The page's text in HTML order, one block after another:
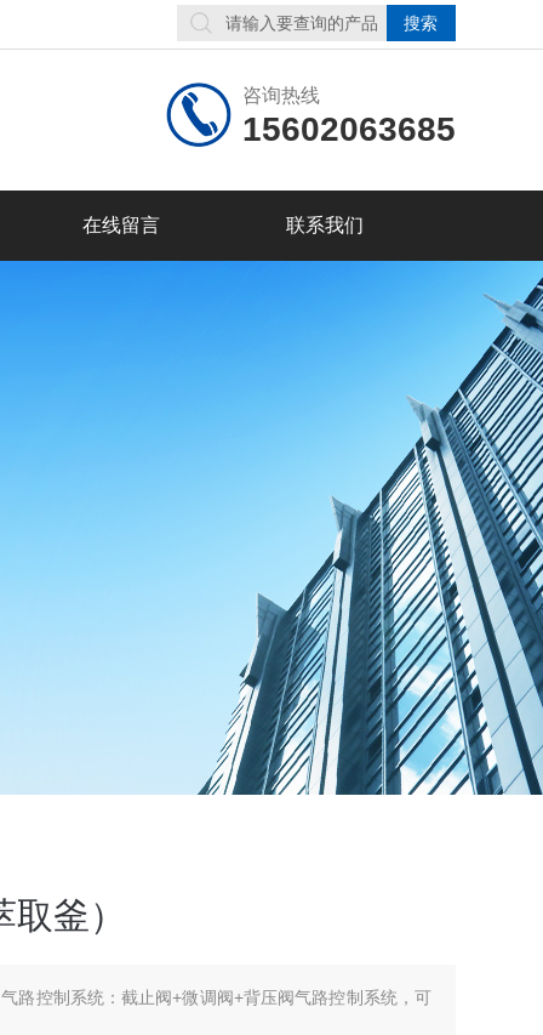
咨询热线
15602063685
在线留言 联系我们
釜）
路控制系统：截止阀+微调阀+背压阀气路控制系统，可